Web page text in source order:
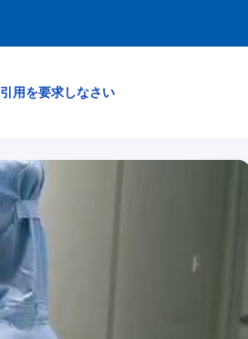
引用を要求しなさい